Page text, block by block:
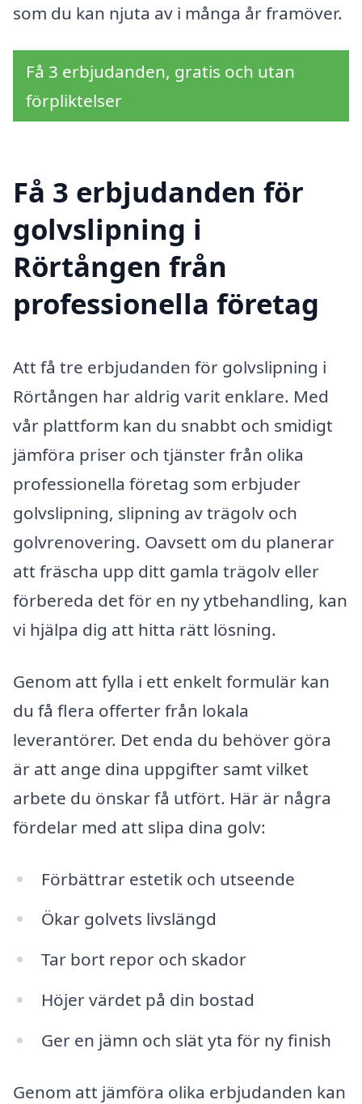
som du kan njuta av i många år framöver.
Få 3 erbjudanden, gratis och utan
förpliktelser
Få 3 erbjudanden för
golvslipning i
Rörtången från
professionella företag
Att få tre erbjudanden för golvslipning i
Rörtången har aldrig varit enklare. Med
vår plattform kan du snabbt och smidigt
jämföra priser och tjänster från olika
professionella företag som erbjuder
golvslipning, slipning av trägolv och
golvrenovering. Oavsett om du planerar
att fräscha upp ditt gamla trägolv eller
förbereda det för en ny ytbehandling, kan
vi hjälpa dig att hitta rätt lösning.
Genom att fylla i ett enkelt formulär kan
du få flera offerter från lokala
leverantörer. Det enda du behöver göra
är att ange dina uppgifter samt vilket
arbete du önskar få utfört. Här är några
fördelar med att slipa dina golv:
Förbättrar estetik och utseende
Ökar golvets livslängd
Tar bort repor och skador
Höjer värdet på din bostad
Ger en jämn och slät yta för ny finish
Genom att jämföra olika erbjudanden kan